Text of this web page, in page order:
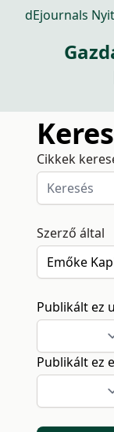
dEjournals
Cikkek
Szerző által
Publikált ez
Publikált ez